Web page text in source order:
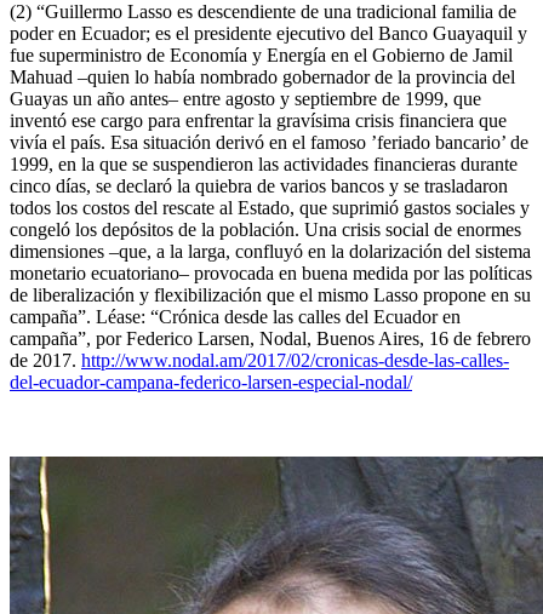
(2) “Guillermo Lasso es descendiente de una tradicional familia de
poder en Ecuador; es el presidente ejecutivo del Banco Guayaquil y
fue superministro de Economía y Energía en el Gobierno de Jamil
Mahuad –quien lo había nombrado gobernador de la provincia del
Guayas un año antes– entre agosto y septiembre de 1999, que
inventó ese cargo para enfrentar la gravísima crisis financiera que
vivía el país. Esa situación derivó en el famoso ’feriado bancario’ de
1999, en la que se suspendieron las actividades financieras durante
cinco días, se declaró la quiebra de varios bancos y se trasladaron
todos los costos del rescate al Estado, que suprimió gastos sociales y
congeló los depósitos de la población. Una crisis social de enormes
dimensiones –que, a la larga, confluyó en la dolarización del sistema
monetario ecuatoriano– provocada en buena medida por las políticas
de liberalización y flexibilización que el mismo Lasso propone en su
campaña”. Léase: “Crónica desde las calles del Ecuador en
campaña”, por Federico Larsen, Nodal, Buenos Aires, 16 de febrero
de 2017. http://www.nodal.am/2017/02/cronicas-desde-las-calles-
del-ecuador-campana-federico-larsen-especial-nodal/